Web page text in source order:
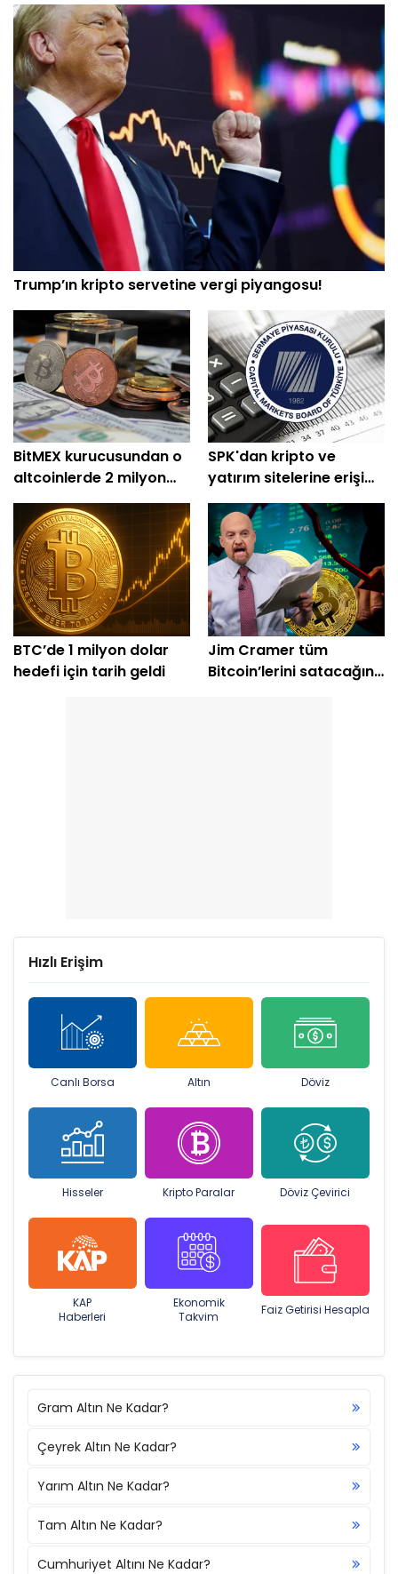
Trump’ın kripto servetine vergi piyangosu!
BitMEX kurucusundan o
altcoinlerde 2 milyon
dolarlık alım
SPK'dan kripto ve
yatırım sitelerine erişim
engeli
BTC’de 1 milyon dolar
hedefi için tarih geldi
Jim Cramer tüm
Bitcoin’lerini satacağını
Hızlı Erişim
Canlı Borsa Altın Döviz
Hisseler Kripto Paralar Döviz Çevirici
KAP
Haberleri
Ekonomik
Takvim
Faiz Getirisi Hesapla
Gram Altın Ne Kadar?
Çeyrek Altın Ne Kadar?
Yarım Altın Ne Kadar?
Tam Altın Ne Kadar?
Cumhuriyet Altını Ne Kadar?